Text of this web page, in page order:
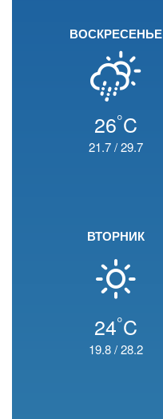
ВОСКРЕСЕНЬЕ
26°C
21.7/29.7
ВТОРНИК
24°C
19.8/28.2